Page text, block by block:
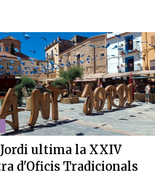
ultima la XXIV
d'Oficis Tradicionals